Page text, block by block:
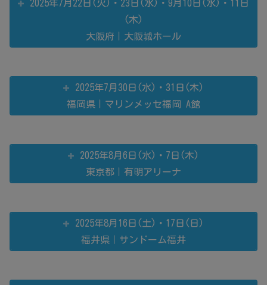
2025年7月22日(火)・23日(水)・9月10日(水)・11日
(木)
大阪府｜大阪城ホール
2025年7月30日(水)・31日(木)
福岡県｜マリンメッセ福岡 A館
2025年8月6日(水)・7日(木)
東京都｜有明アリーナ
2025年8月16日(土)・17日(日)
福井県｜サンドーム福井